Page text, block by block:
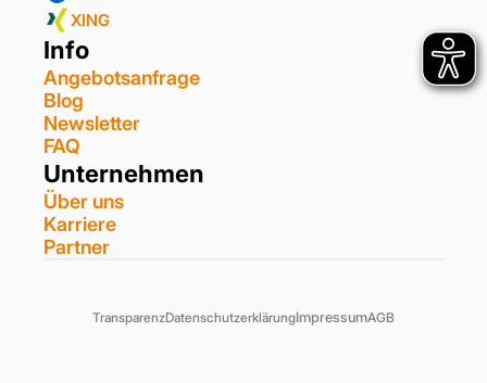
XING
Info
Angebotsanfrage
Blog
Newsletter
FAQ
Unternehmen
Über uns
Karriere
Partner
TransparenzDatenschutzerklärungImpressumAGB